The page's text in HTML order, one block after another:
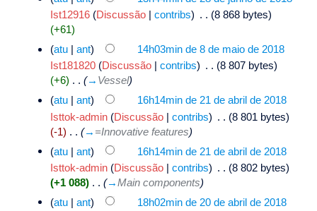
Ist12916 (Discussão |contribs) . . (8 868 bytes)
(+61)
(atu |ant)
14h03min de 8 de maio de 2018
Ist181820 (Discussão |contribs) . . (8 807 bytes)
(+6) . . (→ Vessel)
(atu |ant)
16h14min de 21 de abril de 2018
Isttok-admin (Discussão |contribs) . . (8 801 bytes)
(-1) . . (→ =Innovative features)
(atu |ant)
16h14min de 21 de abril de 2018
Isttok-admin (Discussão |contribs) . . (8 802 bytes)
(+1 088) . . (→Main components)
(atu |ant)
18h02min de 20 de abril de 2018